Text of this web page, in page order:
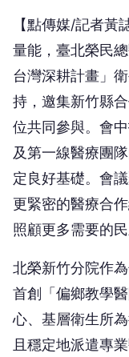
【點傳媒/記者黃
量能，臺北榮民
台灣深耕計畫」
持，邀集新竹縣
位共同參與。會
及第一線醫療團
定良好基礎。會
更緊密的醫療合
照顧更多需要的民
北榮新竹分院作
首創「偏鄉教學
心、基層衛生所
且穩定地派遣專